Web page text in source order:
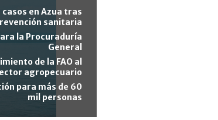
en Azua tras
sanitaria
la Procuraduría
General
de la FAO al
agropecuario
para más de 60
mil personas